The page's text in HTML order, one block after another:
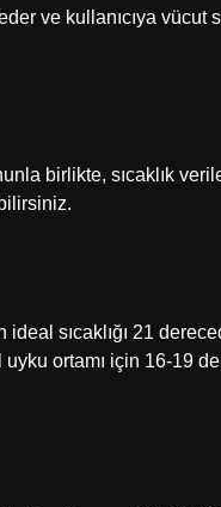
ve kullanıcıya vücut
birlikte, sıcaklık
ideal sıcaklığı 21
ortamı için 16-19